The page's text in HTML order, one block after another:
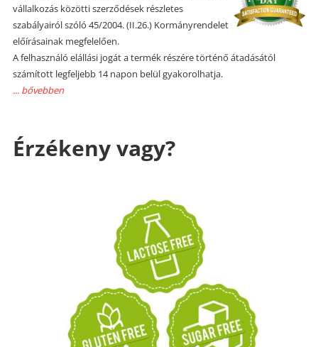
vállalkozás közötti szerződések részletes
szabályairól szóló 45/2004. (II.26.) Kormányrendelet
előírásainak megfelelően.
A felhasználó elállási jogát a termék részére történő átadásától
számított legfeljebb 14 napon belül gyakorolhatja.
... bővebben
Érzékeny vagy?